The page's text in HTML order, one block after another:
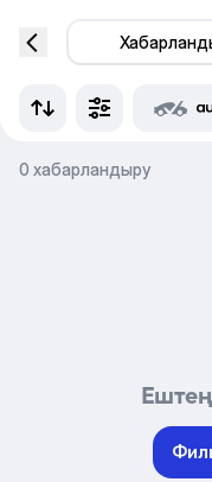
0 хабарландыру